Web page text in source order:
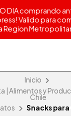
DIA comprando
Valido para
Region
Inicio
| Alimentos y
Chile
Snacks para